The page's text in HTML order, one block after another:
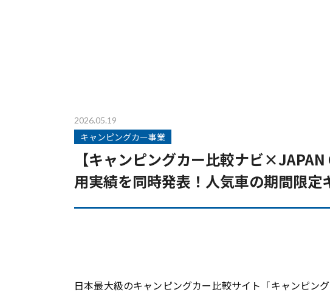
2026.05.19
キャンピングカー事業
【キャンピングカー比較ナビ
用実績を同時発表！人気車の期間限定
日本最大級のキャンピングカー比較サイト「キャンピン